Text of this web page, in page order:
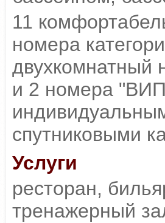
11
номера
двухкомнатный
и 2 номера
спутниковыми
Услуги
ресторан,
тренажерный